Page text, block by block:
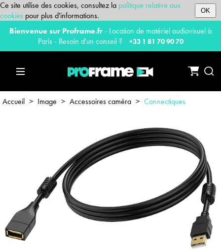
Ce site utilise des cookies, consultez la politique relative aux
cookies pour plus d'informations. OK
Bienvenue sur Proframe.fr- Location de matériel audiovisuel à
Paris - Besoin d'un conseil ?
+33 1 81 70 90 70
Accueil > Image > Accessoires caméra > Connectiques